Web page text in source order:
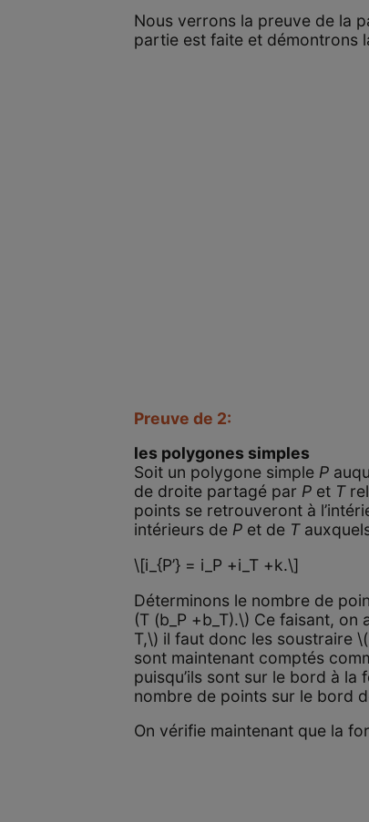
Nous verrons la preuve de la
partie est faite et démontrons
Preuve de 2:
les polygones simples
Soit un polygone simple P
de droite partagé par P et T
points se retrouveront à
intérieurs de P et de T
\[i_{P’} = i_P +i_T +k.\]
Déterminons le nombre de
(T (b_P +b_T).\) Ce faisant,
T,\) il faut donc les soustraire
sont maintenant comptés
puisqu’ils sont sur le bord à
nombre de points sur le bord
On vérifie maintenant que la